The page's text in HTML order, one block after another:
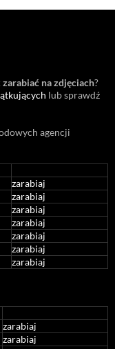
zarabiać na zdjęciach?
lub sprawdź
agencji
zarabiaj
zarabiaj
zarabiaj
zarabiaj
zarabiaj
zarabiaj
zarabiaj
zarabiaj
zarabiaj